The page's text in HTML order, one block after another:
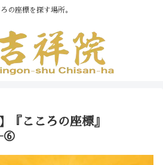
の座標を探す場所。
『こころの座標』